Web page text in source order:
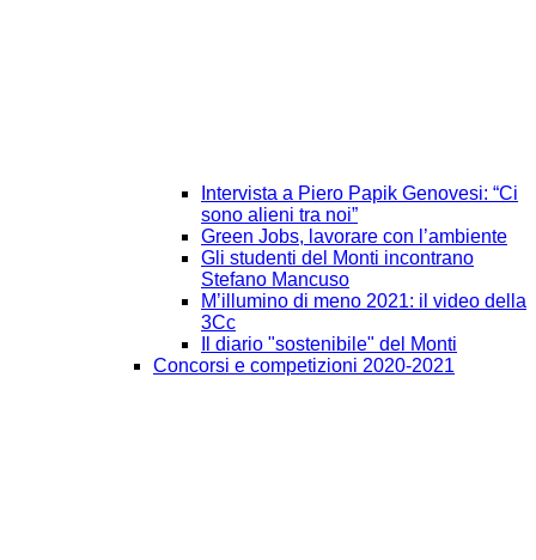
Intervista a Piero Papik Genovesi: “Ci
sono alieni tra noi”
Green Jobs, lavorare con l’ambiente
Gli studenti del Monti incontrano
Stefano Mancuso
M’illumino di meno 2021: il video della
3Cc
Il diario "sostenibile" del Monti
Concorsi e competizioni 2020-2021